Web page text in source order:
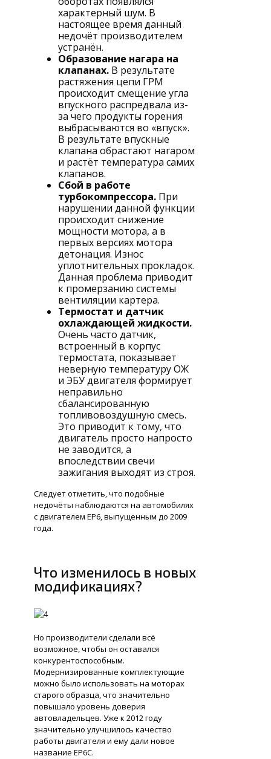
характерный шум. В
настоящее время данный
недочёт производителем
устранён.
Образование нагара на
клапанах.В результате
растяжения цепи ГРМ
происходит смещение угла
впускного распредвала из-
за чего продукты горения
выбрасываются во «впуск».
В результате впускные
клапана обрастают нагаром
и растёт температура самих
клапанов.
Сбой в работе
турбокомпрессора.При
нарушении данной функции
происходит снижение
мощности мотора, а в
первых версиях мотора
детонация. Износ
уплотнительных прокладок.
Данная проблема приводит
к промерзанию системы
вентиляции картера.
Термостат и датчик
охлаждающей жидкости.
Очень часто датчик,
встроенный в корпус
термостата, показывает
неверную температуру ОЖ
и ЭБУ двигателя формирует
неправильно
сбалансированную
топливовоздушную смесь.
Это приводит к тому, что
двигатель просто напросто
не заводится, а
впоследствии свечи
зажигания выходят из строя.
Следует отметить, что подобные
недочёты наблюдаются на автомобилях
с двигателем ЕР6, выпущенным до 2009
года.
Что изменилось в новых
модификациях?
Но производители сделали всё
возможное, чтобы он оставался
конкурентоспособным.
Модернизированные комплектующие
можно было использовать на моторах
старого образца, что значительно
повышало уровень доверия
автовладельцев. Уже к 2012 году
значительно улучшилось качество
работы двигателя и ему дали новое
название ЕР6С.